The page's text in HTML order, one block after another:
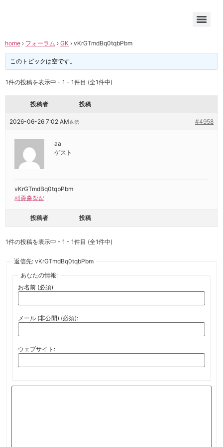
home › フォーラム › GK › vKrGTmdBq0tqbPbm
このトピックは空です。
1件の投稿を表示中 - 1 - 1件目 (全1件中)
投稿者 投稿
2026-06-26 7:02 AM #4958
返信
aa
ゲスト
vKrGTmdBq0tqbPbm
세종출장샵
投稿者 投稿
1件の投稿を表示中 - 1 - 1件目 (全1件中)
返信先: vKrGTmdBq0tqbPbm
あなたの情報:
お名前 (必須)
メール (非公開) (必須):
ウェブサイト: